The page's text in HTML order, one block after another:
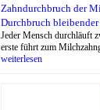
Zahndurchbruch der
Durchbruch bleibender
Jeder Mensch durchläuft
erste führt zum
weiterlesen